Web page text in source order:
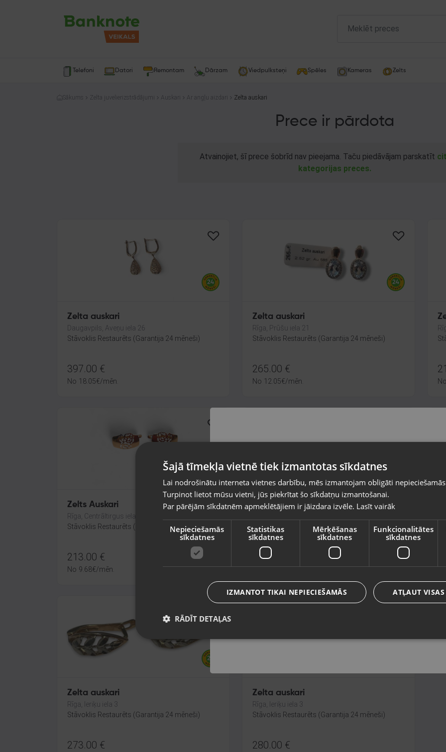
Telefoni Datori Remontam Dārzam Viedpulksteņi Spēles Kameras Zelts
Sākums Zelta juvelierizstrādājumi Auskari Ar angļu aizdari Zelta auskari
Prece ir pārdota
Atvainojiet, šī prece šobrīd nav pieejama. Taču piedāvājam parskatīt
kategorijas preces.
Zelta auskari
Daugavpils, Aveņu iela 26
Stāvoklis Restaurēts (Garantija 24 mēneši)
397.00 €
No 18.05€/mēn.
Zelta auskari
Rīga, Prūšu iela 21
Stāvoklis Restaurēts (Garantija 24 mēneši)
265.00 €
No 12.05€/mēn. No
Zelts Auskari
Rīga, Centrāltirgus iela 3
Stāvoklis Restaurēts (Garantija 24 mēneši)
213.00 €
No 9.68€/mēn.
Zelta auskari
Stāvoklis Restaurēts (Garantija 24 mēneši)
179.00
No 8.14€/mēn.
Zelta auskari
Rīga, Ieriķu iela 3
Stāvoklis Restaurēts (Garantija 24 mēneši)
273.00 €
Zelta auskari
Rīga, Ieriķu iela 3
Stāvoklis Restaurēts (Garantija 24 mēneši)
280.00 €
valsti
Vietnes saturs būs attēlots izvēlētajā valodā
Valsts
Valoda
Latviešu / Latvian
Šajā tīmekļa vietnē tiek izmantotas sīkdatnes
Lai nodrošinātu interneta vietnes darbību, mēs izmantojam obligāti
Turpinot lietot mūsu vietni, jūs piekrītat šo sīkdatņu izmantošanai.
Par pārējām sīkdatnēm apmeklētājiem ir jāizdara izvēle. Lasīt vairāk
Nepieciešamās
sīkdatnes
Statistikas
sīkdatnes
Mērķēšanas
sīkdatnes
Funkcionalitātes
sīkdatnes
ATĻAUT
IZMANTOT TIKAI NEPIECIEŠAMĀS
RĀDĪT DETAĻAS